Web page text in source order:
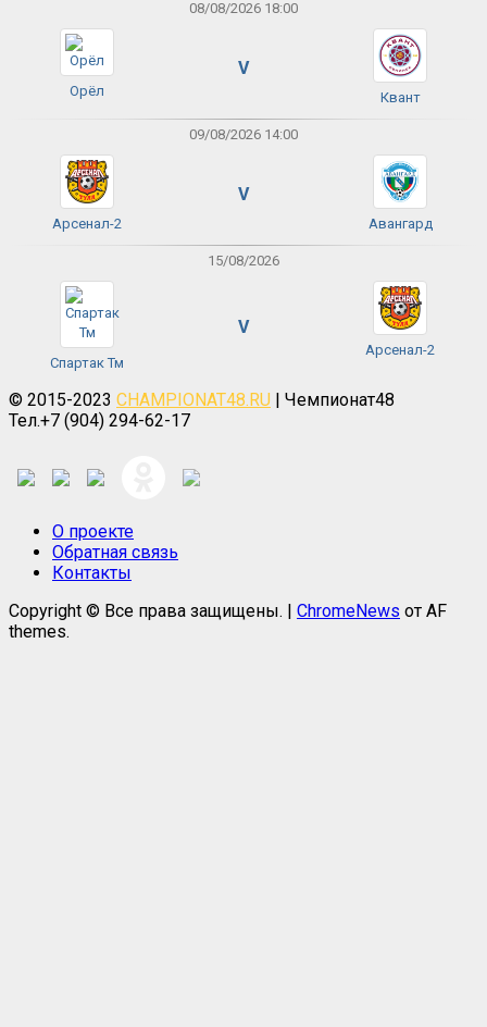
08/08/2026 18:00
Орёл
V
Квант
09/08/2026 14:00
Арсенал-2
V
Авангард
15/08/2026
Спартак Тм
V
Арсенал-2
© 2015-2023 CHAMPIONAT48.RU | Чемпионат48
Тел.+7 (904) 294-62-17
О проекте
Обратная связь
Контакты
Copyright © Все права защищены. | ChromeNews от AF
themes.